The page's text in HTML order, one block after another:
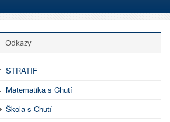
Odkazy
STRATIF
Matematika s Chutí
Škola s Chutí